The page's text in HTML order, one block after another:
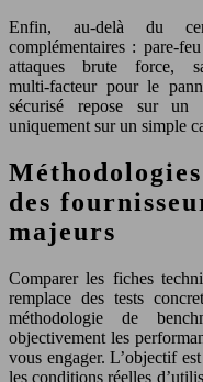
Enfin, au‑delà du
complémentaires : pare-
attaques brute force,
multi‑facteur pour le
sécurisé repose sur un
uniquement sur un simple
des
majeurs
Comparer les fiches
remplace des tests
méthodologie de
objectivement les
vous engager. L’objectif
les conditions réelles